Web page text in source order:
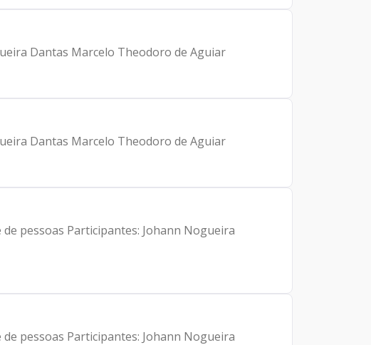
Dantas Marcelo Theodoro de Aguiar
Dantas Marcelo Theodoro de Aguiar
pessoas Participantes: Johann Nogueira
pessoas Participantes: Johann Nogueira